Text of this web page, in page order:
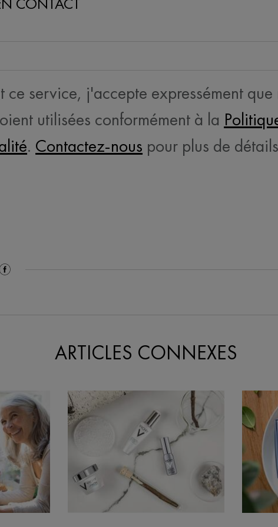
ce service, j'accepte expressément que
utilisées conformément à la
. Contactez-nous pour plus de
Share On Facebook
ARTICLES CONNEXES